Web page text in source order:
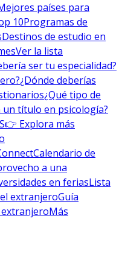
países para
10Programas de
Destinos de estudio en
Ver la lista
ser tu especialidad?
¿Dónde deberías
¿Qué tipo de
un título en psicología?
👉 Explora más
Calendario de
a una
en feriasLista
extranjeroGuía
Más